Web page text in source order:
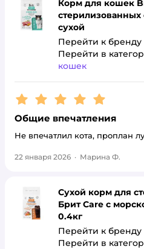
Корм для кошек
сухой
Перейти к бренду
Перейти в
кошек
Рейтинг:5
Общие впечатления
Не впечатлил кота, проплан
22 января 2026 · Марина Ф.
Сухой корм для
Брит Care с
0.4кг
Перейти к бренду
Перейти в